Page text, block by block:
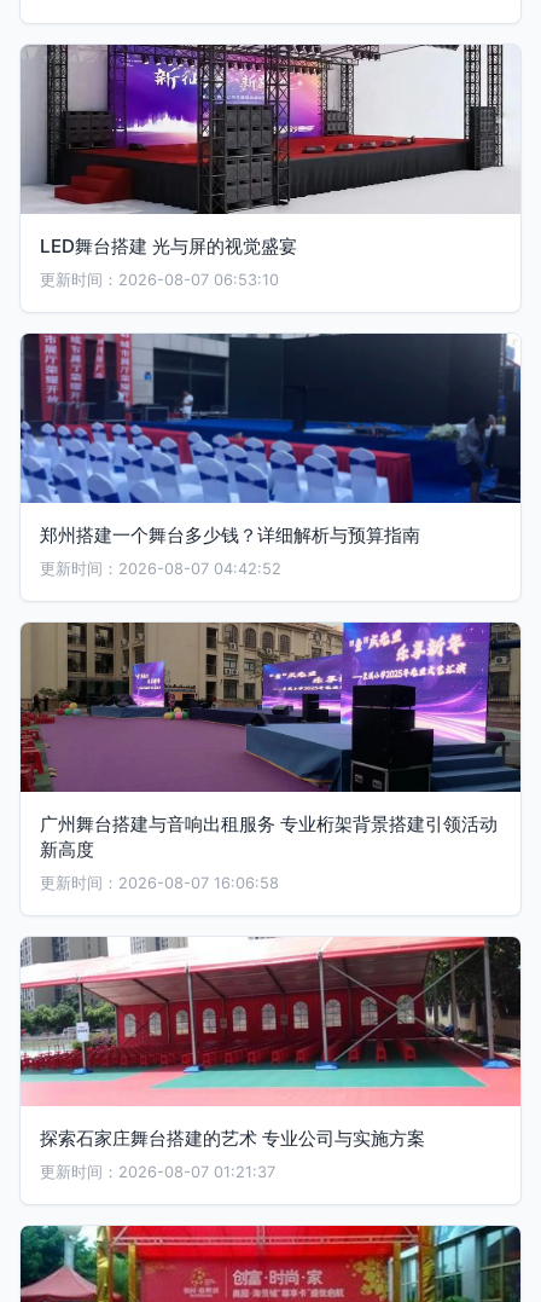
LED舞台搭建 光与屏的视觉盛宴
更新时间：2026-08-07 06:53:10
郑州搭建一个舞台多少钱？详细解析与预算指南
更新时间：2026-08-07 04:42:52
广州舞台搭建与音响出租服务 专业桁架背景搭建引领活动
新高度
更新时间：2026-08-07 16:06:58
探索石家庄舞台搭建的艺术 专业公司与实施方案
更新时间：2026-08-07 01:21:37